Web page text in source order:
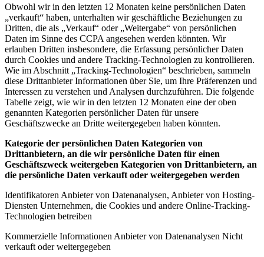
Obwohl wir in den letzten 12 Monaten keine persönlichen Daten
„verkauft“ haben, unterhalten wir geschäftliche Beziehungen zu
Dritten, die als „Verkauf“ oder „Weitergabe“ von persönlichen
Daten im Sinne des CCPA angesehen werden könnten. Wir
erlauben Dritten insbesondere, die Erfassung persönlicher Daten
durch Cookies und andere Tracking-Technologien zu kontrollieren.
Wie im Abschnitt „Tracking-Technologien“ beschrieben, sammeln
diese Drittanbieter Informationen über Sie, um Ihre Präferenzen und
Interessen zu verstehen und Analysen durchzuführen. Die folgende
Tabelle zeigt, wie wir in den letzten 12 Monaten eine der oben
genannten Kategorien persönlicher Daten für unsere
Geschäftszwecke an Dritte weitergegeben haben könnten.
Kategorie der persönlichen Daten Kategorien von
Drittanbietern, an die wir persönliche Daten für einen
Geschäftszweck weitergeben Kategorien von Drittanbietern, an
die persönliche Daten verkauft oder weitergegeben werden
Identifikatoren Anbieter von Datenanalysen, Anbieter von Hosting-
Diensten Unternehmen, die Cookies und andere Online-Tracking-
Technologien betreiben
Kommerzielle Informationen Anbieter von Datenanalysen Nicht
verkauft oder weitergegeben